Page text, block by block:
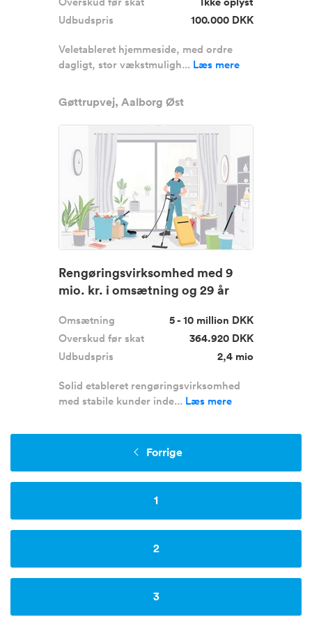
Udbudspris
100.000 DKK
Veletableret hjemmeside, med ordre
dagligt, stor vækstmuligh... Læs mere
Gøttrupvej, Aalborg Øst
Rengøringsvirksomhed med 9
mio. kr. i omsætning og 29 år
Omsætning
5 - 10 million DKK
Overskud før skat
364.920 DKK
Udbudspris
2,4 mio
Solid etableret rengøringsvirksomhed
med stabile kunder inde... Læs mere
Forrige
1
2
3